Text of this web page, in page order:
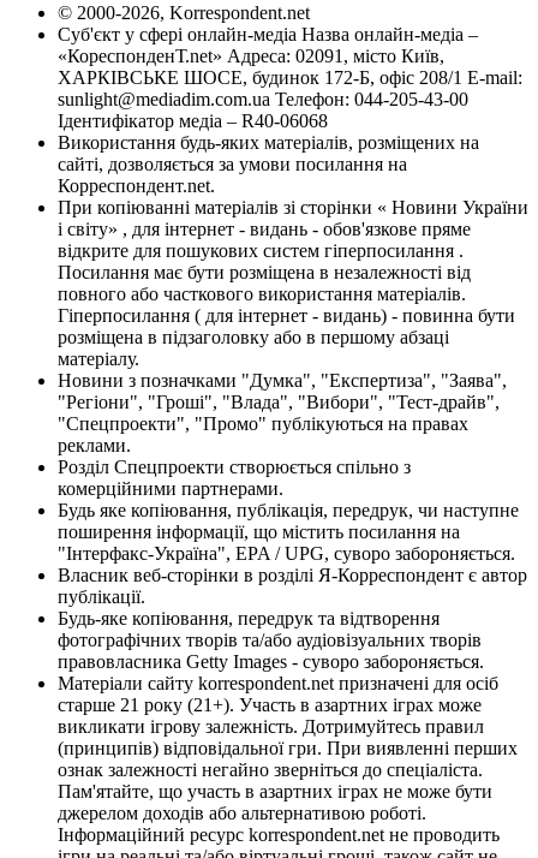
© 2000-2026, Korrespondent.net
Суб'єкт у сфері онлайн-медіа Назва онлайн-медіа –
«КореспонденТ.net» Адреса: 02091, місто Київ,
ХАРКІВСЬКЕ ШОСЕ, будинок 172-Б, офіс 208/1 E-mail:
sunlight@mediadim.com.ua Телефон: 044-205-43-00
Ідентифікатор медіа – R40-06068
Використання будь-яких матеріалів, розміщених на
сайті, дозволяється за умови посилання на
Корреспондент.net.
При копіюванні матеріалів зі сторінки « Новини України
і світу» , для інтернет - видань - обов'язкове пряме
відкрите для пошукових систем гіперпосилання .
Посилання має бути розміщена в незалежності від
повного або часткового використання матеріалів.
Гіперпосилання ( для інтернет - видань) - повинна бути
розміщена в підзаголовку або в першому абзаці
матеріалу.
Новини з позначками "Думка", "Експертиза", "Заява",
"Регіони", "Гроші", "Влада", "Вибори", "Тест-драйв",
"Спецпроекти", "Промо" публікуються на правах
реклами.
Розділ Спецпроекти створюється спільно з
комерційними партнерами.
Будь яке копіювання, публікація, передрук, чи наступне
поширення інформації, що містить посилання на
"Інтерфакс-Україна", EPA / UPG, суворо забороняється.
Власник веб-сторінки в розділі Я-Корреспондент є автор
публікації.
Будь-яке копіювання, передрук та відтворення
фотографічних творів та/або аудіовізуальних творів
правовласника Getty Images - суворо забороняється.
Матеріали сайту korrespondent.net призначені для осіб
старше 21 року (21+). Участь в азартних іграх може
викликати ігрову залежність. Дотримуйтесь правил
(принципів) відповідальної гри. При виявленні перших
ознак залежності негайно зверніться до спеціаліста.
Пам'ятайте, що участь в азартних іграх не може бути
джерелом доходів або альтернативою роботі.
Інформаційний ресурс korrespondent.net не проводить